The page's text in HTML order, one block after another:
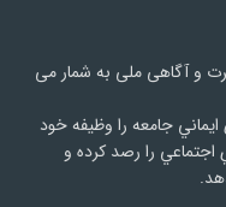
و آگاهی ملی به شمار می
جامعه را وظيفه خود
را رصد کرده و